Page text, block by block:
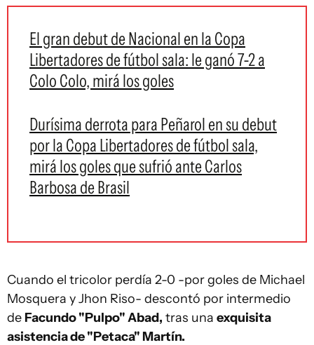
El gran debut de Nacional en la Copa
Libertadores de fútbol sala: le ganó 7-2 a
Colo Colo, mirá los goles
Durísima derrota para Peñarol en su debut
por la Copa Libertadores de fútbol sala,
mirá los goles que sufrió ante Carlos
Barbosa de Brasil
Cuando el tricolor perdía 2-0 -por goles de Michael
Mosquera y Jhon Riso- descontó por intermedio
de Facundo "Pulpo" Abad, tras una exquisita
asistencia de "Petaca" Martín.